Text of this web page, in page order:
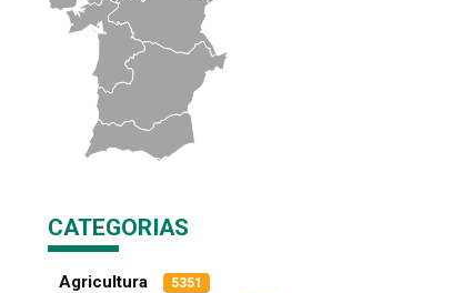
CATEGORIAS
Agricultura 5351